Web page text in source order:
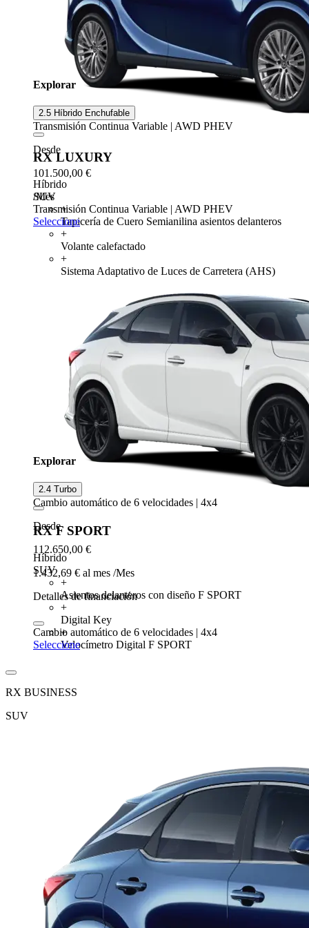
RX LUXURY
Híbrido
SUV
+
Tapicería de Cuero Semianilina asientos delanteros
+
Volante calefactado
+
Sistema Adaptativo de Luces de Carretera (AHS)
Explorar
2.5 Híbrido Enchufable
Transmisión Continua Variable | AWD PHEV
Desde
101.500,00 €
/Mes
Transmisión Continua Variable | AWD PHEV
Seleccione
RX F SPORT
Híbrido
SUV
+
Asientos delanteros con diseño F SPORT
+
Digital Key
+
Velocímetro Digital F SPORT
Explorar
2.4 Turbo
Cambio automático de 6 velocidades | 4x4
Desde
112.650,00 €
1.432,69 € al mes /Mes
Detalles de financiación
Cambio automático de 6 velocidades | 4x4
Seleccione
RX BUSINESS
SUV